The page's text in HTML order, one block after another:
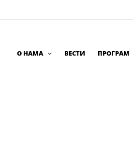
О НАМА ВЕСТИ ПРОГРАМ